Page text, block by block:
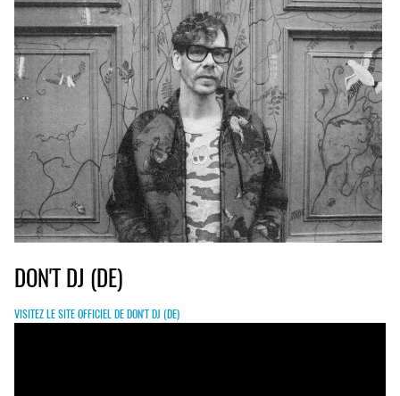
DON'T DJ (DE)
VISITEZ LE SITE OFFICIEL DE DON'T DJ (DE)